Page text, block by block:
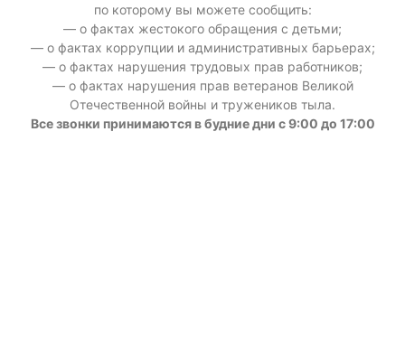
по которому вы можете сообщить:
— о фактах жестокого обращения с детьми;
— о фактах коррупции и административных барьерах;
— о фактах нарушения трудовых прав работников;
— о фактах нарушения прав ветеранов Великой
Отечественной войны и тружеников тыла.
Все звонки принимаются в будние дни с 9:00 до 17:00